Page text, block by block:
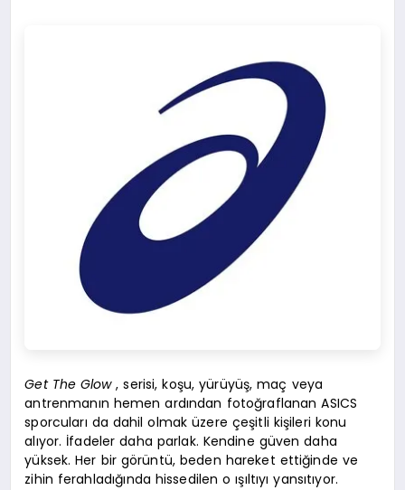
Get The Glow, serisi, koşu, yürüyüş, maç veya
antrenmanın hemen ardından fotoğraflanan ASICS
sporcuları da dahil olmak üzere çeşitli kişileri konu
alıyor. İfadeler daha parlak. Kendine güven daha
yüksek. Her bir görüntü, beden hareket ettiğinde ve
zihin ferahladığında hissedilen o ışıltıyı yansıtıyor.